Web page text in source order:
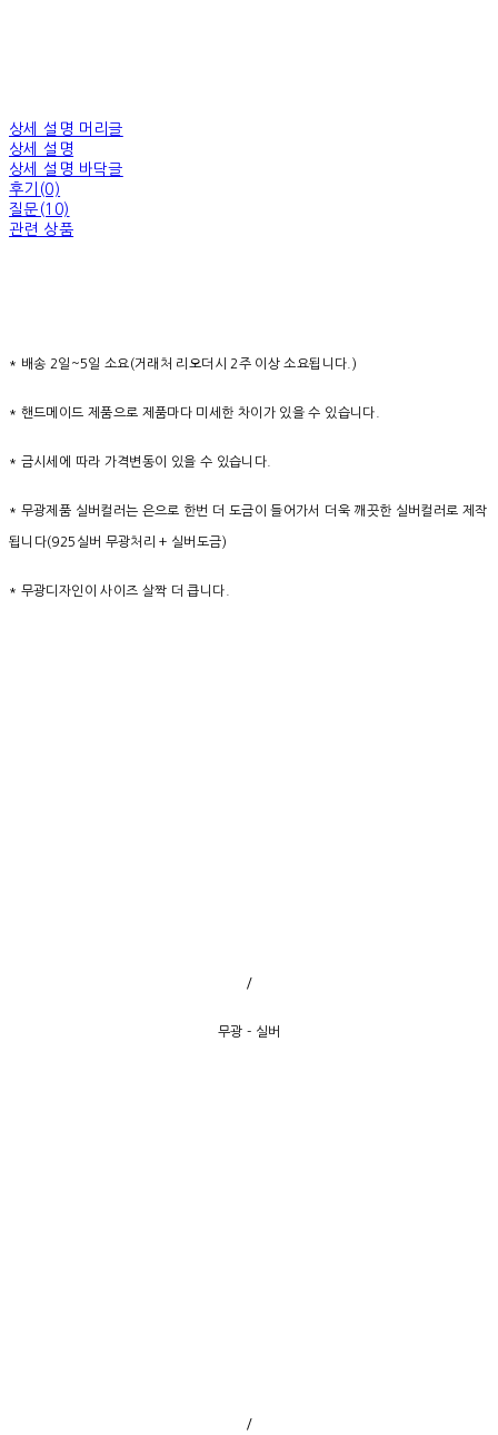
상세 설명 머리글
상세 설명
상세 설명 바닥글
후기(0)
질문(10)
관련 상품
* 배송 2일~5일 소요(거래처 리오더시 2주 이상 소요됩니다.)
* 핸드메이드 제품으로 제품마다 미세한 차이가 있을 수 있습니다.
* 금시세에 따라 가격변동이 있을 수 있습니다.
* 무광제품 실버컬러는 은으로 한번 더 도금이 들어가서 더욱 깨끗한 실버컬러로 제작
됩니다(925실버 무광처리 + 실버도금)
* 무광디자인이 사이즈 살짝 더 큽니다.
/
무광 - 실버
/